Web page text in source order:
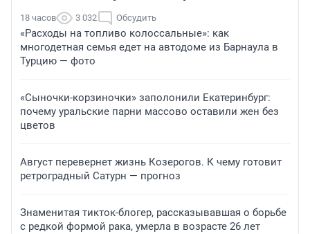
18 часов 3 032 Обсудить
«Расходы на топливо колоссальные»: как
многодетная семья едет на автодоме из Барнаула в
Турцию — фото
«Сыночки-корзиночки» заполонили Екатеринбург:
почему уральские парни массово оставили жен без
цветов
Август перевернет жизнь Козерогов. К чему готовит
ретроградный Сатурн — прогноз
Знаменитая тикток-блогер, рассказывавшая о борьбе
с редкой формой рака, умерла в возрасте 26 лет